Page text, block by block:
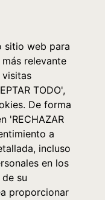
sitio web para
relevante
visitas
TODO',
De forma
'RECHAZAR
a
incluso
en los
su
proporcionar